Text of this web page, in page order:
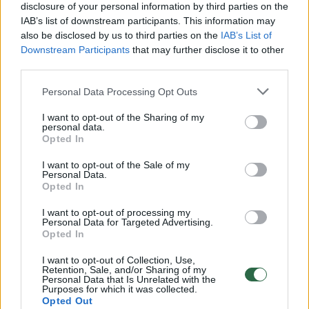
disclosure of your personal information by third parties on the
IAB’s list of downstream participants. This information may
also be disclosed by us to third parties on the IAB’s List of
Downstream Participants that may further disclose it to other
Personal Data Processing Opt Outs
I want to opt-out of the Sharing of my
personal data.
Opted In
I want to opt-out of the Sale of my
Personal Data.
Opted In
I want to opt-out of processing my
Personal Data for Targeted Advertising.
Opted In
I want to opt-out of Collection, Use,
Retention, Sale, and/or Sharing of my
Personal Data that Is Unrelated with the
Purposes for which it was collected.
Opted Out
00:00:30
Vaizdai iš tragiškos avarijos Vilniaus r.: dviejų moterų ir
vaiko gyvybių išgelbėti nepavyko
Žinios | Lietuvos diena
00:00:57
Savaitės vidurys nusimato karštas: temperatūra kils iki
32 laipsnių šilumos
V. Zalužno pasisakymą laiko bandymu įsitvirtinti
Ukrainos politikoje: jis yra neteisus
Sinoptikai atsakė, kokiais orais užbaigsime darbo